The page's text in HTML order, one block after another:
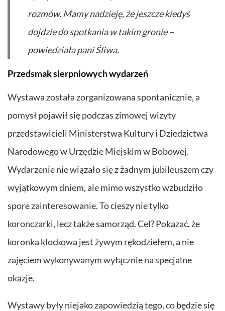
rozmów. Mamy nadzieję, że jeszcze kiedyś
dojdzie do spotkania w takim gronie –
powiedziała pani Śliwa.
Przedsmak sierpniowych wydarzeń
Wystawa została zorganizowana spontanicznie, a
pomysł pojawił się podczas zimowej wizyty
przedstawicieli Ministerstwa Kultury i Dziedzictwa
Narodowego w Urzędzie Miejskim w Bobowej.
Wydarzenie nie wiązało się z żadnym jubileuszem czy
wyjątkowym dniem, ale mimo wszystko wzbudziło
spore zainteresowanie. To cieszy nie tylko
koronczarki, lecz także samorząd. Cel? Pokazać, że
koronka klockowa jest żywym rękodziełem, a nie
zajęciem wykonywanym wyłącznie na specjalne
okazje.
Wystawy były niejako zapowiedzią tego, co będzie się